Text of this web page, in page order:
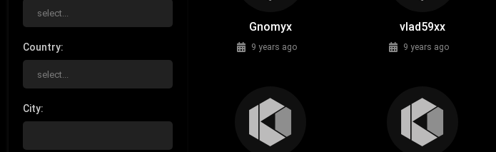
Country
City
Gnomyx
9 years ago
vlad59xx
9 years ago